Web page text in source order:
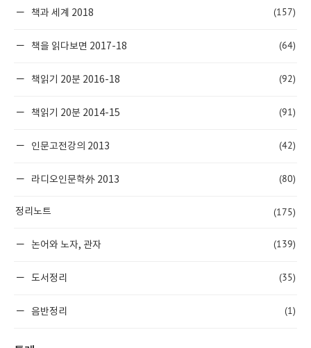
책과 세계 2018 (157)
책을 읽다보면 2017-18 (64)
책읽기 20분 2016-18 (92)
책읽기 20분 2014-15 (91)
인문고전강의 2013 (42)
라디오인문학外 2013 (80)
정리노트 (175)
논어와 노자, 관자 (139)
도서정리 (35)
음반정리 (1)